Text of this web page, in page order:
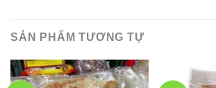
SẢN PHẨM TƯƠNG TỰ